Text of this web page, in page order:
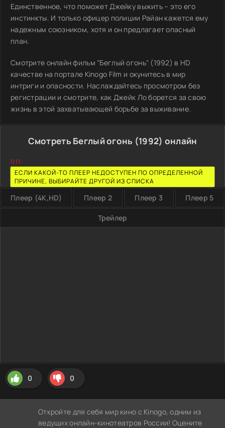
Единственное, что поможет Джейку выжить – это его
инстинкты. И только офицер полиции Райан кажется ему
надежным союзником, хотя и он предлагает опасный
план.
Смотрите онлайн фильм "Беглый огонь" (1992) в HD
качестве на портале Kinogo Film и окунитесь в мир
интриги и опасности. Наслаждайтесь просмотром без
регистрации и смотрите, как Джейк Ло борется за свою
жизнь в этой захватывающей борьбе за выживание.
Смотреть Беглый огонь (1992) онлайн
!!!!:
ЕСЛИ КАКОЙ-ТО ПЛЕЕР НЕДОСТУПЕН ПО ОПРЕДЕЛЕННОЙ
ПРИЧИНЕ, ВЫБИРАЙТЕ ДРУГОЙ ИЗ СПИСКА
Плеер (4K,HD) Плеер 2 Плеер 3 Плеер 5
Трейлер
0 0
Откройте для себя мир кино с Kinogo, одним из
ведущих онлайн-кинотеатров России! Оцените